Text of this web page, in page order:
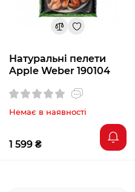
Натуральні пелети
Apple Weber 190104
Немає в наявності
1 599 ₴